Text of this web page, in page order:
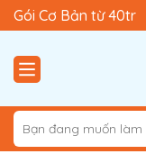
Gói Trải Nghiệm từ
Gói Cơ Bản từ 40tr